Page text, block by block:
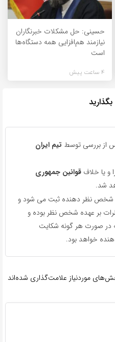
حسینی: حل مشکلات خبرنگاران
نیازمند هم‌افزایی همه دستگاه‌ها
است
4 ساعت پیش
از بررسی توسط تیم ایران
و یا خلاف قوانین جمهوری
شد.
شخص نظر دهنده ثبت می شود و
بر عهده شخص نظر بوده و
در صورت هر گونه شکایت
خواهد بود.
موردنیاز علامت‌گذاری شده‌اند